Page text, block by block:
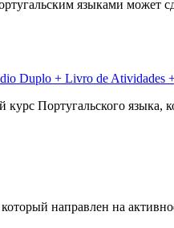
языками может
Duplo + Livro de Atividades
Португальского языка,
направлен ​​на